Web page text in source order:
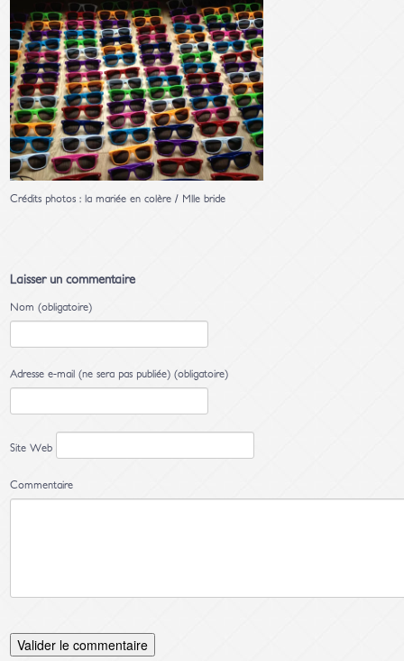
Crédits photos : la mariée en colère / Mlle bride
Laisser un commentaire
Nom (obligatoire)
Adresse e-mail (ne sera pas publiée) (obligatoire)
Site Web
Commentaire